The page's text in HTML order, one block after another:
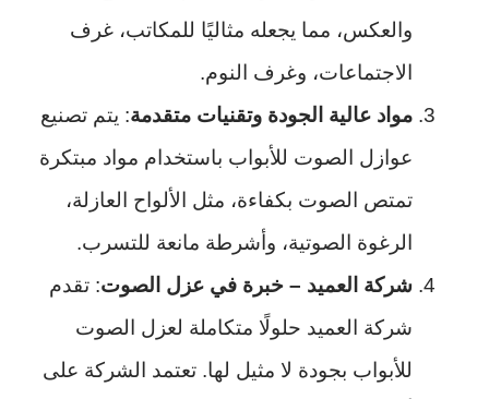
والعكس، مما يجعله مثاليًا للمكاتب، غرف
الاجتماعات، وغرف النوم.
مواد عالية الجودة وتقنيات متقدمة: يتم تصنيع
عوازل الصوت للأبواب باستخدام مواد مبتكرة
تمتص الصوت بكفاءة، مثل الألواح العازلة،
الرغوة الصوتية، وأشرطة مانعة للتسرب.
شركة العميد – خبرة في عزل الصوت: تقدم
شركة العميد حلولًا متكاملة لعزل الصوت
للأبواب بجودة لا مثيل لها. تعتمد الشركة على